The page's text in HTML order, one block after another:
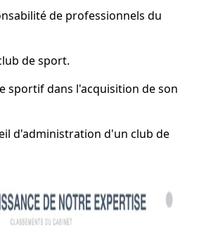
de professionnels du
de sport.
sportif dans l'acquisition de son
d'administration d'un club de